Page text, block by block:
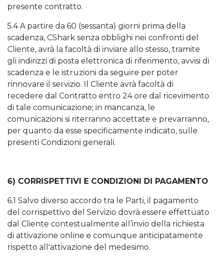
presente contratto.
5.4 A partire da 60 (sessanta) giorni prima della
scadenza, CShark senza obblighi nei confronti del
Cliente, avrà la facoltà di inviare allo stesso, tramite
gli indirizzi di posta elettronica di riferimento, avvisi di
scadenza e le istruzioni da seguire per poter
rinnovare il servizio. Il Cliente avrà facoltà di
recedere dal Contratto entro 24 ore dal ricevimento
di tale comunicazione; in mancanza, le
comunicazioni si riterranno accettate e prevarranno,
per quanto da esse specificamente indicato, sulle
presenti Condizioni generali.
6) CORRISPETTIVI E CONDIZIONI DI PAGAMENTO
6.1 Salvo diverso accordo tra le Parti, il pagamento
del corrispettivo del Servizio dovrà essere effettuato
dal Cliente contestualmente all’invio della richiesta
di attivazione online e comunque anticipatamente
rispetto all'attivazione del medesimo.